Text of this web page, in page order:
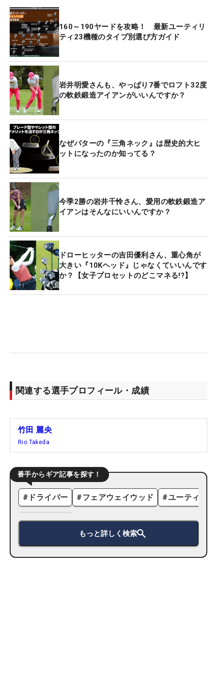
160～190ヤードを攻略！ 最新ユーティリ
ティ23機種のタイプ別選び方ガイド
岩井明愛さんも、やっぱり7番でロフト32度
の軟鉄鍛造アイアンがいいんですか？
なぜパターの『三角ネック』は歴史的大ヒ
ットになったのか知ってる？
今季2勝の岩井千怜さん、愛用の軟鉄鍛造ア
イアンはそんなにいいんですか？
ドローヒッターの吉田優利さん、重心角が
大きい『10Kヘッド』じゃなくていいんです
か？【女子プロセットのどこマネる!?】
関連する選手プロフィール・成績
竹田 麗央
Rio Takeda
番手からギア記事を探す！
# ドライバー #フェアウェイウッド #ユーティリ
もっと詳しく検索